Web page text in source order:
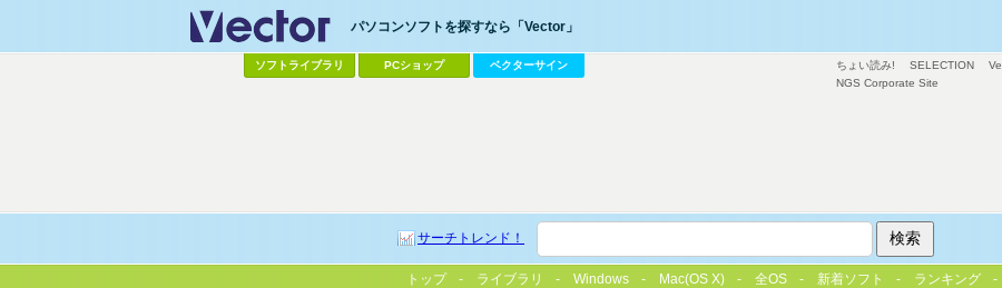
ちょい読み! SELECTION
NGS Corporate Site
パソコンソフトを探すなら「Vector」
ソフトライブラリ PCショップ ベクターサイン
サーチトレンド！
トップ ライブラリ Windows Mac(OS X) 全OS 新着ソフト ランキング